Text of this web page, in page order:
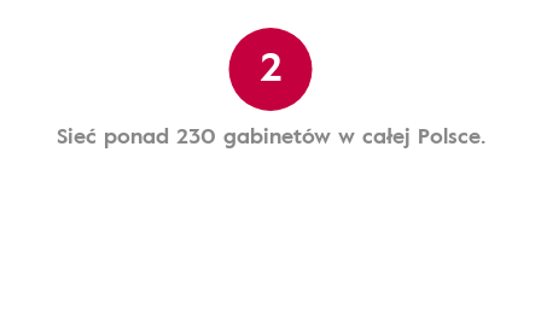
2
Sieć ponad 230 gabinetów w całej Polsce.